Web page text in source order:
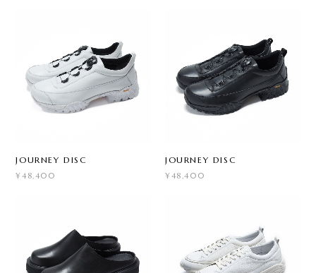
JOURNEY DISC
¥48,400
JOURNEY DISC
¥48,400